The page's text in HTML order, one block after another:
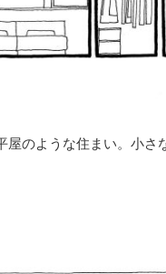
のような住まい。小さ